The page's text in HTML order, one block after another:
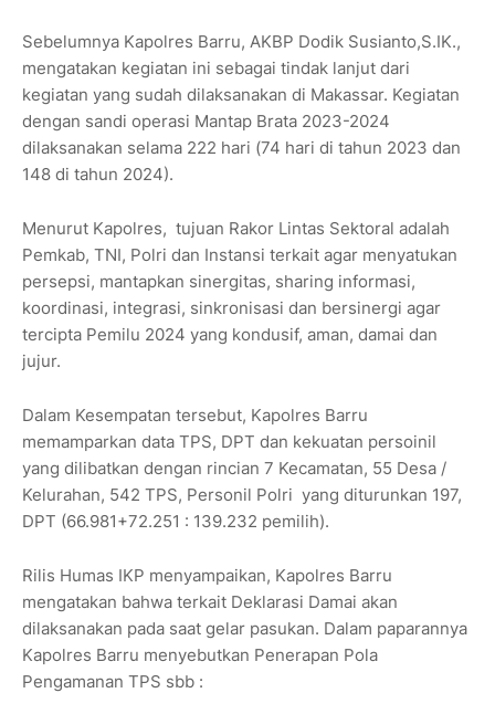
Sebelumnya Kapolres Barru, AKBP Dodik Susianto,S.IK.,
mengatakan kegiatan ini sebagai tindak lanjut dari
kegiatan yang sudah dilaksanakan di Makassar. Kegiatan
dengan sandi operasi Mantap Brata 2023-2024
dilaksanakan selama 222 hari (74 hari di tahun 2023 dan
148 di tahun 2024).
Menurut Kapolres, tujuan Rakor Lintas Sektoral adalah
Pemkab, TNI, Polri dan Instansi terkait agar menyatukan
persepsi, mantapkan sinergitas, sharing informasi,
koordinasi, integrasi, sinkronisasi dan bersinergi agar
tercipta Pemilu 2024 yang kondusif, aman, damai dan
jujur.
Dalam Kesempatan tersebut, Kapolres Barru
memamparkan data TPS, DPT dan kekuatan persoinil
yang dilibatkan dengan rincian 7 Kecamatan, 55 Desa /
Kelurahan, 542 TPS, Personil Polri yang diturunkan 197,
DPT (66.981+72.251 : 139.232 pemilih).
Rilis Humas IKP menyampaikan, Kapolres Barru
mengatakan bahwa terkait Deklarasi Damai akan
dilaksanakan pada saat gelar pasukan. Dalam paparannya
Kapolres Barru menyebutkan Penerapan Pola
Pengamanan TPS sbb :